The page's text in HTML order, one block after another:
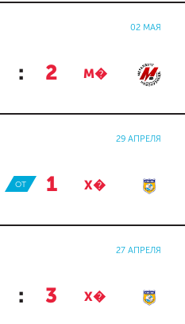
02 МАЯ
: 2 М�
29 АПРЕЛЯ
: 1 Х�
ОТ
27 АПРЕЛЯ
: 3 Х�